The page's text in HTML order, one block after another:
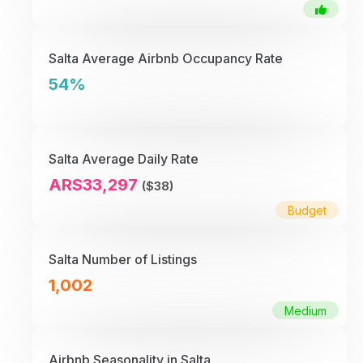
Salta Average Airbnb Occupancy Rate
54%
Salta Average Daily Rate
ARS33,297 ($38)
Budget
Salta Number of Listings
1,002
Medium
Airbnb Seasonality in Salta